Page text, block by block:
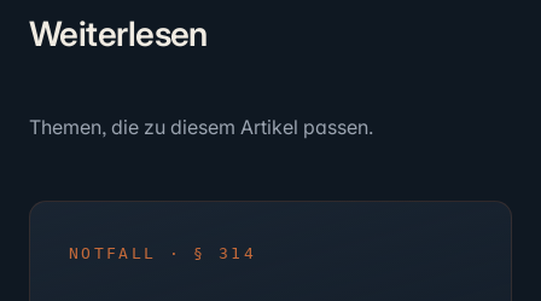
Weiterlesen
Themen, die zu diesem Artikel passen.
NOTFALL · § 314